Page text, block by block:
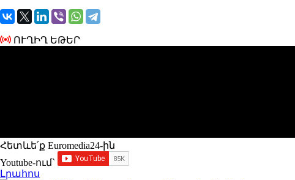
ՈՒՂԻՂ ԵԹԵՐ
Հետևե՛ք Euromedia24-ին
Youtube-ում`
Լրահոս